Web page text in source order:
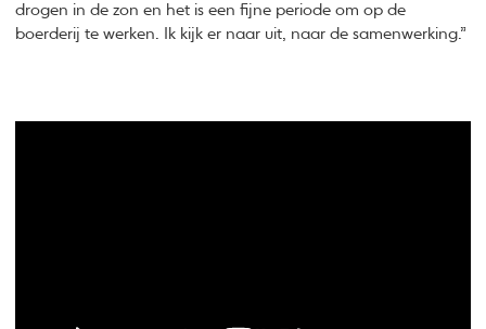
drogen in de zon en het is een fijne periode om op de
boerderij te werken. Ik kijk er naar uit, naar de samenwerking.”